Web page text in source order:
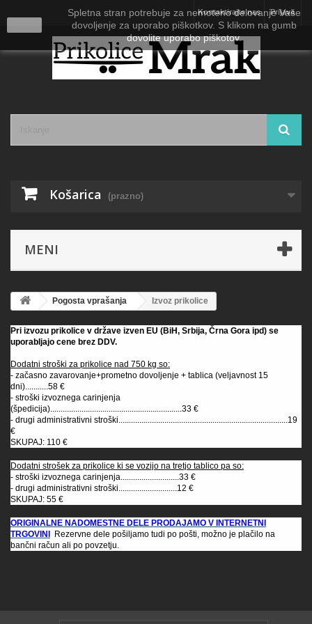
Prijava
Kontaktirajte nas
Košarica (prazno)
MENI
Pogosta vprašanja Izvoz prikolice
Pri izvozu prikolice v države izven EU (BiH, Srbija, Črna Gora ipd) se
uporabljajo cene brez DDV.
Dodatni stroški za prikolice nad 750 kg so:
- začasno zavarovanje+prometno dovoljenje + tablica (veljavnost 15
dni)...........58 €
- stroški izvoznega carinjenja
(špedicija)...............................................................33 €
- drugi administrativni stroški.................................................................................19
€
SKUPAJ: 110 €
Dodatni strošek za prikolice ki se vozijo na tretjo tablico pa so:
- stroški izvoznega carinjenja............................33 €
- drugi administrativni stroški............................12 €
SKUPAJ: 55 €
ORIGINALNE NADOMESTNE DELE PRODAJAMO V INTERNETNI
TRGOVINI
Rezervne dele pošiljamo tudi po pošti, možno je plačilo na
bančni račun ali po povzetju.
Spletna stran potrebuje za nemoteno delovanje Vaše
dovoljenje za uporabo piškotkov. S klikom na gumb
dovolite uporabo piškotov.